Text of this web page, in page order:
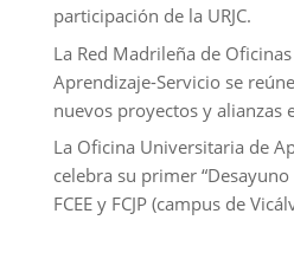
participación de la URJC.
La Red Madrileña de
Aprendizaje-Servicio se
nuevos proyectos y alianzas
La Oficina Universitaria de
celebra su primer
FCEE y FCJP (campus de